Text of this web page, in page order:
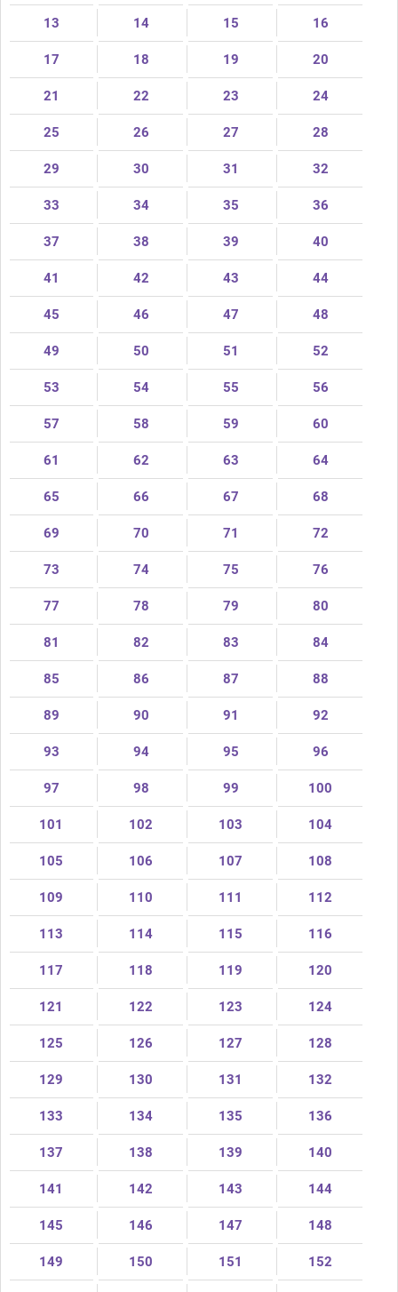
13 14 15 16
17 18 19 20
21 22 23 24
25 26 27 28
29 30 31 32
33 34 35 36
37 38 39 40
41 42 43 44
45 46 47 48
49 50 51 52
53 54 55 56
57 58 59 60
61 62 63 64
65 66 67 68
69 70 71 72
73 74 75 76
77 78 79 80
81 82 83 84
85 86 87 88
89 90 91 92
93 94 95 96
97 98 99 100
101 102 103 104
105 106 107 108
109 110 111 112
113 114 115 116
117 118 119 120
121 122 123 124
125 126 127 128
129 130 131 132
133 134 135 136
137 138 139 140
141 142 143 144
145 146 147 148
149 150 151 152